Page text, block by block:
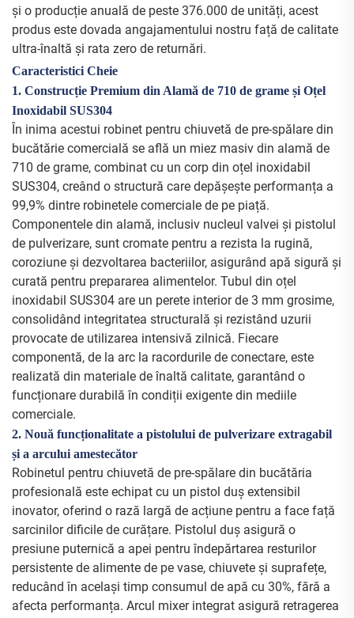
și o producție anuală de peste 376.000 de unități, acest
produs este dovada angajamentului nostru față de calitate
ultra-înaltă și rata zero de returnări.
Caracteristici Cheie
1. Construcție Premium din Alamă de 710 de grame și Oțel
Inoxidabil SUS304
În inima acestui robinet pentru chiuvetă de pre-spălare din
bucătărie comercială se află un miez masiv din alamă de
710 de grame, combinat cu un corp din oțel inoxidabil
SUS304, creând o structură care depășește performanța a
99,9% dintre robinetele comerciale de pe piață.
Componentele din alamă, inclusiv nucleul valvei și pistolul
de pulverizare, sunt cromate pentru a rezista la rugină,
coroziune și dezvoltarea bacteriilor, asigurând apă sigură și
curată pentru prepararea alimentelor. Tubul din oțel
inoxidabil SUS304 are un perete interior de 3 mm grosime,
consolidând integritatea structurală și rezistând uzurii
provocate de utilizarea intensivă zilnică. Fiecare
componentă, de la arc la racordurile de conectare, este
realizată din materiale de înaltă calitate, garantând o
funcționare durabilă în condiții exigente din mediile
comerciale.
2. Nouă funcționalitate a pistolului de pulverizare extragabil
și a arcului amestecător
Robinetul pentru chiuvetă de pre-spălare din bucătăria
profesională este echipat cu un pistol duș extensibil
inovator, oferind o rază largă de acțiune pentru a face față
sarcinilor dificile de curățare. Pistolul duș asigură o
presiune puternică a apei pentru îndepărtarea resturilor
persistente de alimente de pe vase, chiuvete și suprafețe,
reducând în același timp consumul de apă cu 30%, fără a
afecta performanța. Arcul mixer integrat asigură retragerea